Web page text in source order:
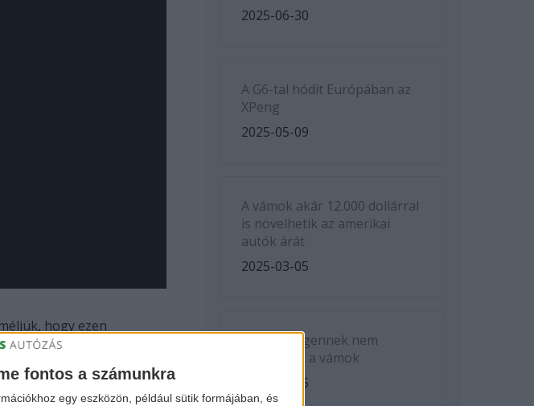
fontos a számunkra
egy eszközön, például sütik formájában, és
hogy ezen
2025-06-30
A G6-tal hódít Európában az
XPeng
2025-05-09
A vámok akár 12.000 dollárral
is növelhetik az amerikai
autók árát
2025-03-05
A Volkswagennek nem
kedveznek a vámok
2025-03-05